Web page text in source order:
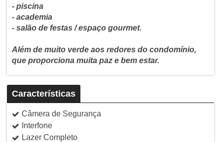
- piscina
- academia
- salão de festas / espaço gourmet.
Além de muito verde aos redores do condomínio,
que proporciona muita paz e bem estar.
Características
Câmera de Segurança
Interfone
Lazer Completo